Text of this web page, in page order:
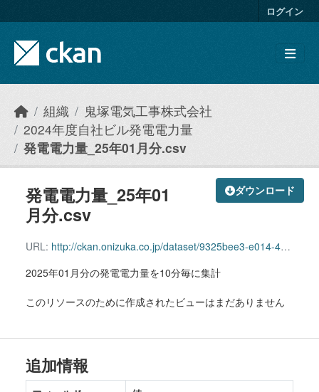
ログイン
組織
鬼塚電気工事株式会社
2024年度自社ビル発電電力量
発電電力量_25年01月分.csv
ダウンロード
発電電力量_25年01
月分.csv
URL: http://ckan.onizuka.co.jp/dataset/9325bee3-e014-44fd-a62b-cc48ab73e947/resource/9e065153-1b7b-4fe7-9b9f-e6ee83d2290d/download/power_2501.csv
2025年01月分の発電電力量を10分毎に集計
このリソースのために作成されたビューはまだありません
追加情報